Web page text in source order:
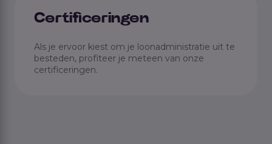
Certificeringen
Als je ervoor kiest om je loonadministratie uit te
besteden, profiteer je meteen van onze
certificeringen.